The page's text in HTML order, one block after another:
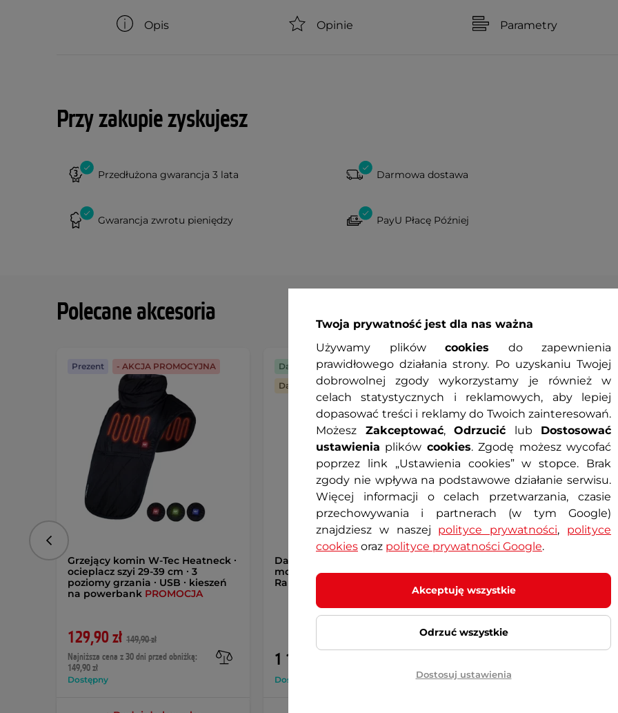
Opis Opinie Parametry
Przy zakupie zyskujesz
Przedłużona gwarancja 3 lata Darmowa dostawa
Gwarancja zwrotu pieniędzy PayU Płacę Później
Polecane akcesoria
Grzejący komin W-Tec Heatneck ∙
ocieplacz szyi 29-39 cm ∙ 3
poziomy grzania ∙ USB ∙ kieszeń
na powerbank PROMOCJA
129,90 zł 149,90 zł
Najniższa cena z 30 dni przed obniżką:
149,90 zł
Dostępny
Prezent - AKCJA PROMOCYJNA
Damska skórzana kurtka
motocyklowa W-TEC Black Heart
Raptura
1 169 zł
Dostępny
Darmowa dostawa
Prezent
Darmowa wymiana rozmiaru
wkładkami żelowymi
Dostępny
Bestseller
Prezent
Darmowa wymiana rozmiaru
Poprzedni
Twoja prywatność jest dla nas ważna
Używamy plików cookies do zapewnienia
prawidłowego działania strony. Po uzyskaniu Twojej
dobrowolnej zgody wykorzystamy je również w
celach statystycznych i reklamowych, aby lepiej
dopasować treści i reklamy do Twoich zainteresowań.
Możesz Zakceptować, Odrzucić lub Dostosować
ustawienia plików cookies. Zgodę możesz wycofać
poprzez link „Ustawienia cookies” w stopce. Brak
zgody nie wpływa na podstawowe działanie serwisu.
Więcej informacji o celach przetwarzania, czasie
przechowywania i partnerach (w tym Google)
znajdziesz w naszej polityce prywatności, polityce
cookies oraz polityce prywatności Google.
Akceptuję wszystkie
Odrzuć wszystkie
Dostosuj ustawienia